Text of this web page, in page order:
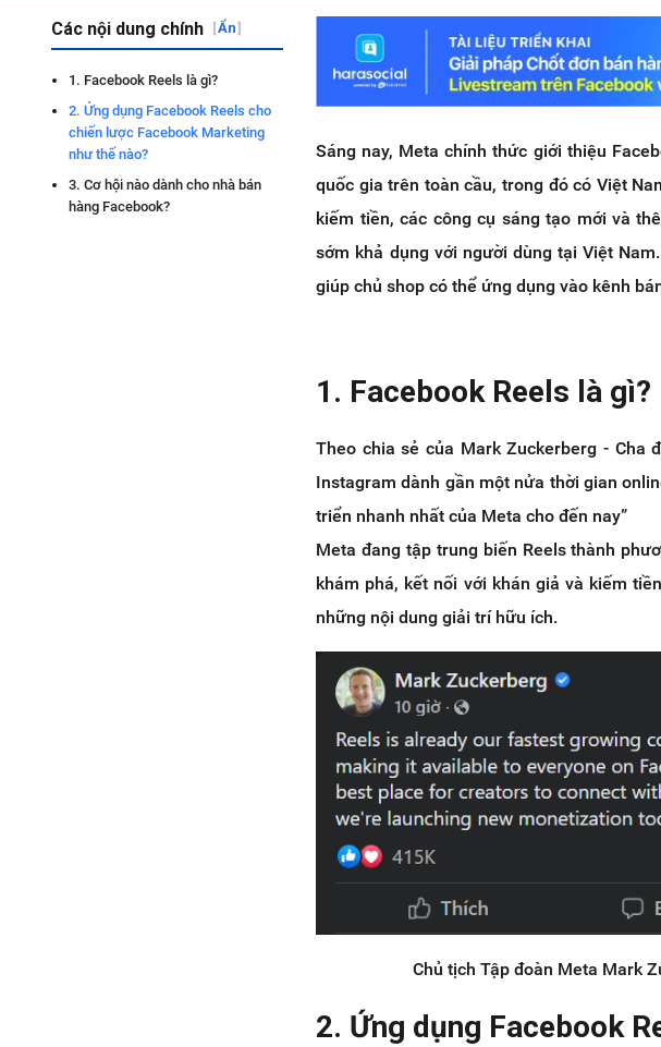
Các nội dung chính [Ẩn]
1. Facebook Reels là gì?
2. Ứng dụng Facebook Reels cho
chiến lược Facebook Marketing
như thế nào?
3. Cơ hội nào dành cho nhà bán
hàng Facebook?
Sáng nay, Meta chính thức giới thiệu
quốc gia trên toàn cầu, trong đó có Việt
kiếm tiền, các công cụ sáng tạo mới và
sớm khả dụng với người dùng tại Việt
giúp chủ shop có thể ứng dụng vào kênh
1. Facebook Reels là gì?
Theo chia sẻ của Mark Zuckerberg - Cha
Instagram dành gần một nửa thời gian
triển nhanh nhất của Meta cho đến nay”
Meta đang tập trung biến Reels thành
khám phá, kết nối với khán giả và kiếm
những nội dung giải trí hữu ích.
Chủ tịch Tập đoàn Meta Mark
2. Ứng dụng Facebook